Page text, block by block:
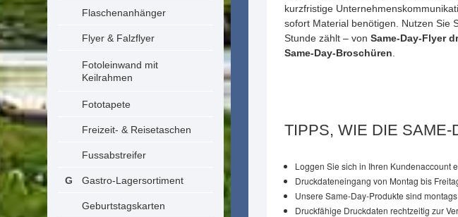
Flaschenanhänger
Flyer & Falzflyer
Fotoleinwand mit
Keilrahmen
Fototapete
Freizeit- & Reisetaschen
Fussabstreifer
Gastro-Lagersortiment
Geburtstagskarten
kurzfristige
sofort Material benötigen. Nutzen Sie
Stunde zählt – von Same-Day-Flyer
Same-Day-Broschüren
TIPPS, WIE DIE SAME-
Loggen Sie sich in Ihren Kundenaccount
Druckdateneingang von Montag bis
Unsere Same-Day-Produkte sind
Druckfähige Druckdaten rechtzeitig zur